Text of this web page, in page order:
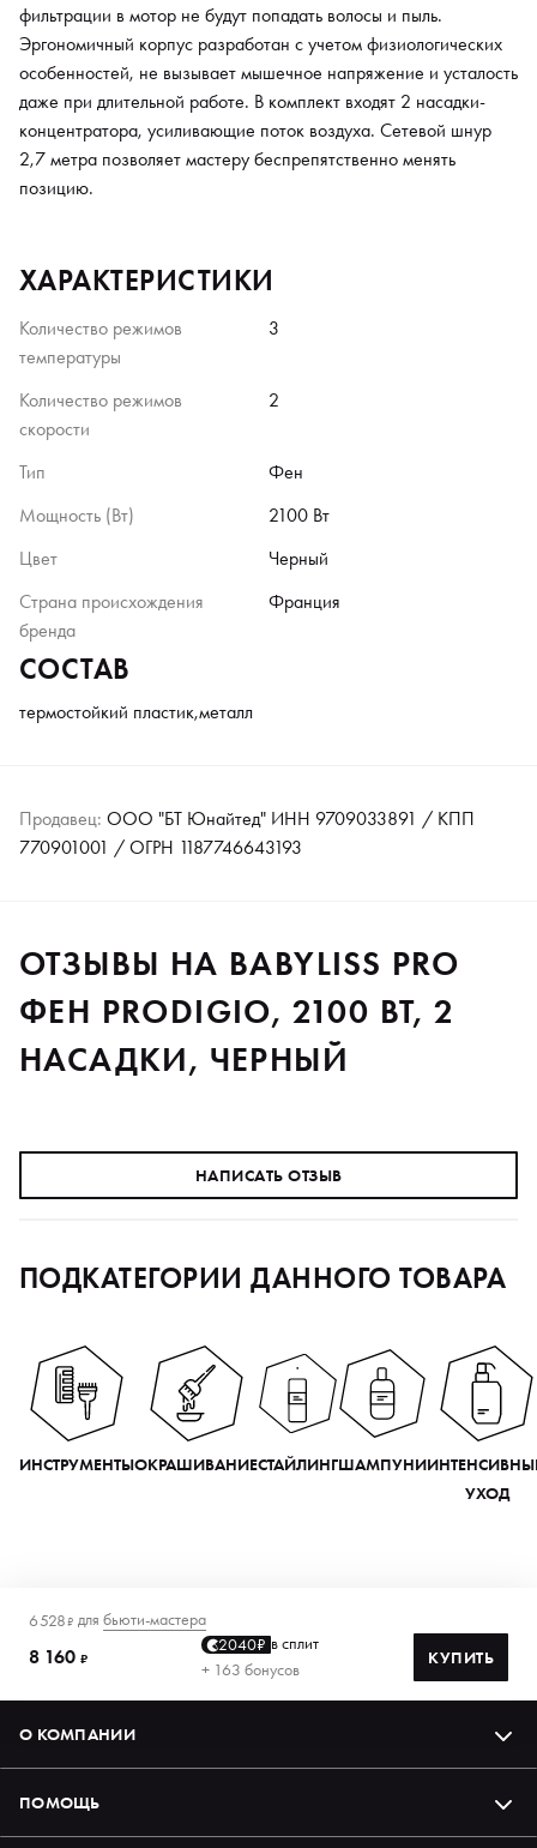
фильтрации в мотор не будут попадать волосы и пыль.
Эргономичный корпус разработан с учетом физиологических
особенностей, не вызывает мышечное напряжение и усталость
даже при длительной работе. В комплект входят 2 насадки-
концентратора, усиливающие поток воздуха. Сетевой шнур
2,7 метра позволяет мастеру беспрепятственно менять
позицию.
ХАРАКТЕРИСТИКИ
Количество режимов
температуры
3
Количество режимов
скорости
2
Тип
Фен
Мощность (Вт)
2100 Вт
Цвет
Черный
Страна происхождения
бренда
Франция
СОСТАВ
термостойкий пластик,металл
Продавец: ООО "БТ Юнайтед" ИНН 9709033891 / КПП
770901001 / ОГРН 1187746643193
ОТЗЫВЫ НА BABYLISS PRO
ФЕН PRODIGIO, 2100 ВТ, 2
НАСАДКИ, ЧЕРНЫЙ
НАПИСАТЬ ОТЗЫВ
ПОДКАТЕГОРИИ ДАННОГО ТОВАРА
ИНСТРУМЕНТЫОКРАШИВАНИЕСТАЙЛИНГШАМПУНИ
УХОД
6 528₽ для бьюти-мастера
8 160 ₽
2040₽ в сплит
+ 163 бонусов
КУПИТЬ
О КОМПАНИИ
ПОМОЩЬ